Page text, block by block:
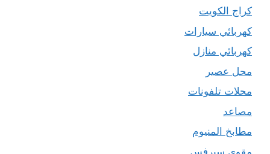
كراج الكويت
كهربائي سيارات
كهربائي منازل
محل عصير
محلات تلفونات
مصاعد
مطابخ المنيوم
مقوي سيرفس